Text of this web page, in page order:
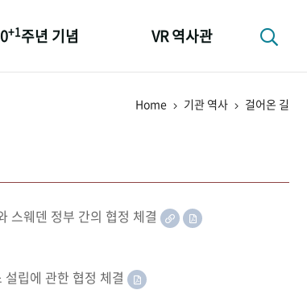
+1주년 기념 VR 역사관
Home 기관 역사 걸어온 길
스웨덴 정부 간의 협정 체결
립에 관한 협정 체결